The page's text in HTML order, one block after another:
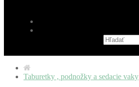
Taburetky , podnožky a sedacie vaky